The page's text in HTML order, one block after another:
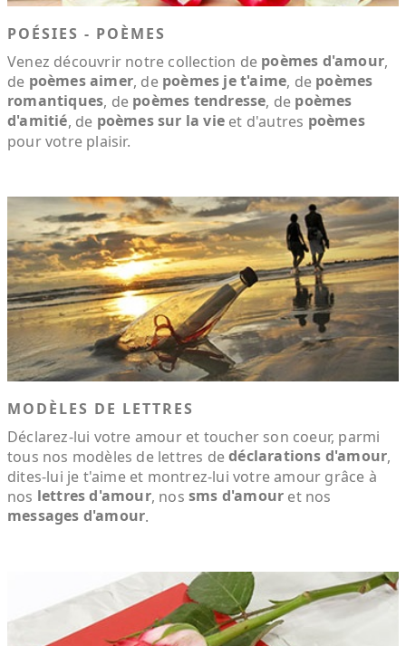
POÉSIES - POÈMES
Venez découvrir notre collection de poèmes d'amour,
de poèmes aimer, de poèmes je t'aime, de poèmes
romantiques, de poèmes tendresse, de poèmes
d'amitié, de poèmes sur la vie et d'autres poèmes
pour votre plaisir.
MODÈLES DE LETTRES
Déclarez-lui votre amour et toucher son coeur, parmi
tous nos modèles de lettres dedéclarations d'amour,
dites-lui je t'aime et montrez-lui votre amour grâce à
nos lettres d'amour, nossms d'amour et nos
messages d'amour.